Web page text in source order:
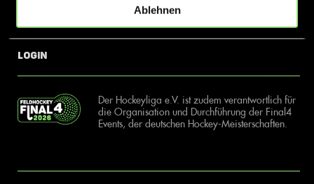
Ablehnen
News
Login
Kontakt
Der Hockeyliga e.V. ist zudem verantwortlich für
die Organisation und Durchführung der Final4
Events, der deutschen Hockey-Meisterschaften.